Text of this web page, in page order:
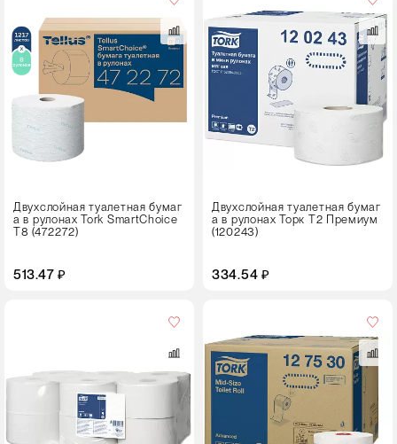
Двухслойная туалетная бумаг
а в рулонах Tork SmartChoice
Т8 (472272)
513.47 ₽
Двухслойная туалетная бумаг
а в рулонах Торк T2 Премиум
(120243)
334.54 ₽